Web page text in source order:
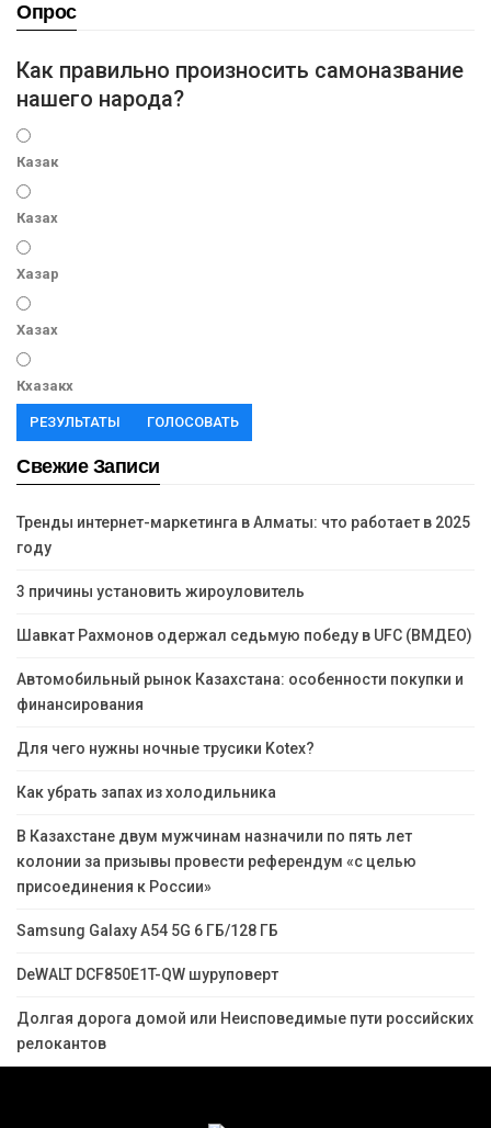
Опрос
Как правильно произносить самоназвание
нашего народа?
Казак
Казах
Хазар
Хазах
Кхазакх
РЕЗУЛЬТАТЫ ГОЛОСОВАТЬ
Свежие Записи
Тренды интернет-маркетинга в Алматы: что работает в 2025
году
3 причины установить жироуловитель
Шавкат Рахмонов одержал седьмую победу в UFC (ВМДЕО)
Автомобильный рынок Казахстана: особенности покупки и
финансирования
Для чего нужны ночные трусики Kotex?
Как убрать запах из холодильника
В Казахстане двум мужчинам назначили по пять лет
колонии за призывы провести референдум «с целью
присоединения к России»
Samsung Galaxy A54 5G 6 ГБ/128 ГБ
DeWALT DCF850E1T-QW шуруповерт
Долгая дорога домой или Неисповедимые пути российских
релокантов